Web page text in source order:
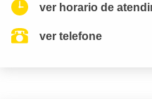
ver horario de
ver telefone